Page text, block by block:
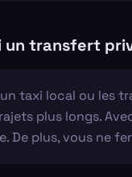
un transfert
taxi local ou les
plus longs.
De plus, vous ne